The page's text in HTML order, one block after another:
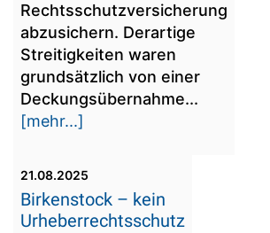
Rechtsschutzversicherung
abzusichern. Derartige
Streitigkeiten waren
grundsätzlich von einer
Deckungsübernahme...
[mehr...]
21.08.2025
Birkenstock – kein
Urheberrechtsschutz